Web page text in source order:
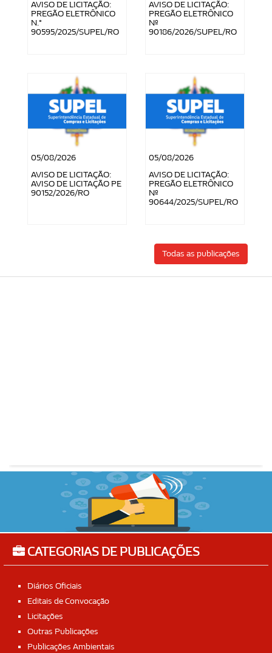
AVISO DE LICITAÇÃO:
PREGÃO ELETRÔNICO
N.°
90595/2025/SUPEL/RO
AVISO DE LICITAÇÃO:
PREGÃO ELETRÔNICO
Nº
90186/2026/SUPEL/RO
05/08/2026
AVISO DE LICITAÇÃO:
AVISO DE LICITAÇÃO PE
90152/2026/RO
05/08/2026
AVISO DE LICITAÇÃO:
PREGÃO ELETRÔNICO
Nº
90644/2025/SUPEL/RO
Todas as publicações
CATEGORIAS DE PUBLICAÇÕES
Diários Oficiais
Editais de Convocação
Licitações
Outras Publicações
Publicações Ambientais